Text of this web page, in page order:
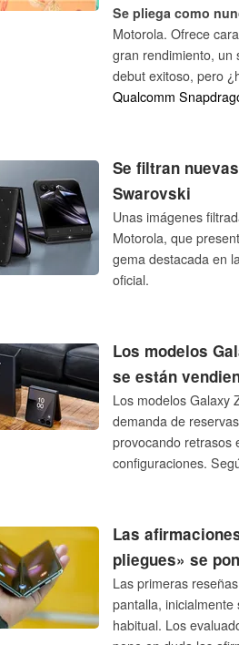
Se pliega como
Motorola. Ofrece
gran rendimiento, un
debut exitoso, pero
Qualcomm
Se filtran
Swarovski
Unas imágenes
Motorola, que
gema destacada en
oficial.
Los modelos
se están
Los modelos Galaxy
demanda de
provocando retrasos
configuraciones.
Las
pliegues» se
Las primeras
pantalla,
habitual. Los